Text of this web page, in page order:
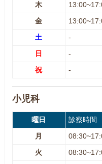
木
金
土
-
日
-
祝
-
小児科
曜日
診察時間
月
火